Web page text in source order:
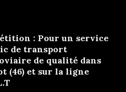
: Pour un service
de transport
de qualité dans
(46) et sur la ligne